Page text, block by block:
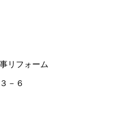
リフォーム
－６